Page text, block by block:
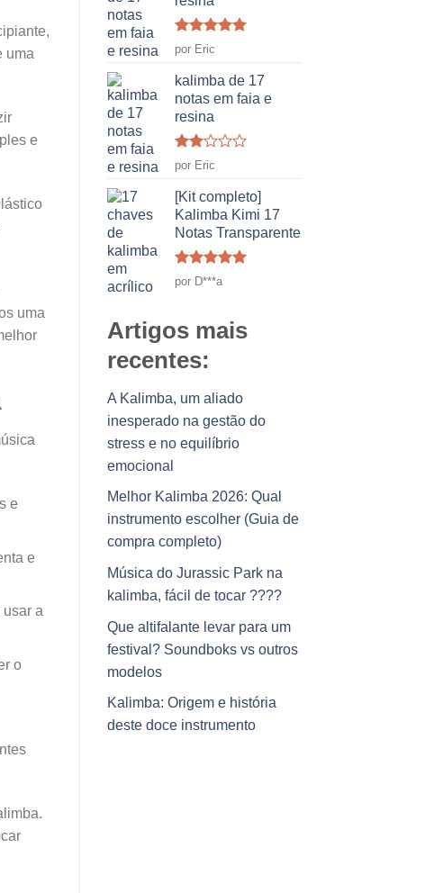
uma
e
uma
e
e
a
o
Classificado
como
5
por Eric
kalimba de 17
notas em faia e
resina
Classificado
como
2
em
5
por Eric
[Kit completo]
Kalimba Kimi 17
Notas Transparente
Classificado
como
por D***a
Artigos mais
recentes:
A Kalimba, um aliado
inesperado na gestão do
stress e no equilíbrio
emocional
Melhor Kalimba 2026: Qual
instrumento escolher (Guia de
compra completo)
Música do Jurassic Park na
kalimba, fácil de tocar ????
Que altifalante levar para um
festival? Soundboks vs outros
modelos
Kalimba: Origem e história
deste doce instrumento